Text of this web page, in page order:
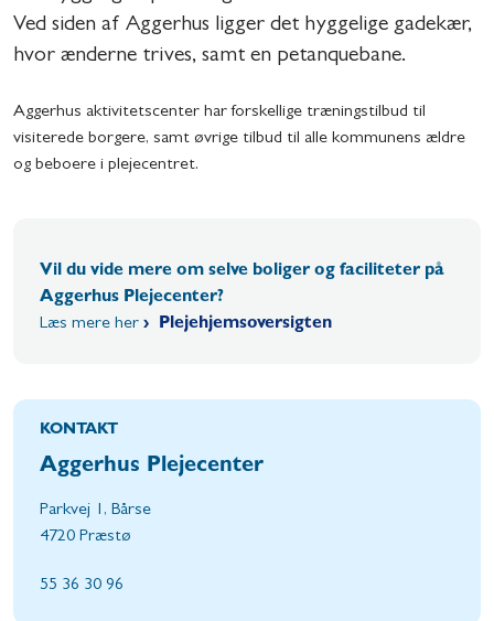
Ved siden af Aggerhus ligger det hyggelige gadekær,
hvor ænderne trives, samt en petanquebane.
Aggerhus aktivitetscenter har forskellige træningstilbud til
visiterede borgere, samt øvrige tilbud til alle kommunens ældre
og beboere i plejecentret.
Vil du vide mere om selve boliger og faciliteter på
Aggerhus Plejecenter?
Læs mere her
Plejehjemsoversigten
KONTAKT
Aggerhus Plejecenter
Parkvej 1, Bårse
4720 Præstø
55 36 30 96